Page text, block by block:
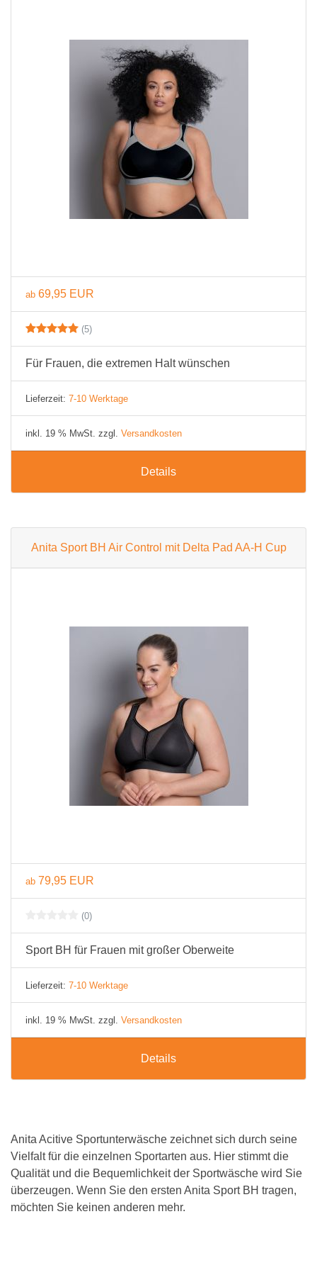
ab 69,95 EUR
(5)
Für Frauen, die extremen Halt wünschen
Lieferzeit: 7-10 Werktage
inkl. 19 % MwSt. zzgl. Versandkosten
Details
Anita Sport BH Air Control mit Delta Pad AA-H Cup
ab 79,95 EUR
(0)
Sport BH für Frauen mit großer Oberweite
Lieferzeit: 7-10 Werktage
inkl. 19 % MwSt. zzgl. Versandkosten
Details
Anita Acitive Sportunterwäsche zeichnet sich durch seine
Vielfalt für die einzelnen Sportarten aus. Hier stimmt die
Qualität und die Bequemlichkeit der Sportwäsche wird Sie
überzeugen. Wenn Sie den ersten Anita Sport BH tragen,
möchten Sie keinen anderen mehr.